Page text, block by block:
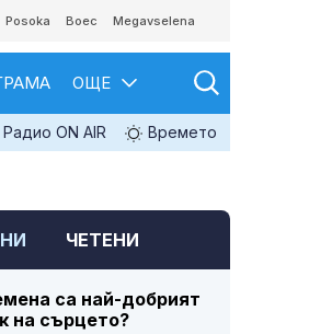
Posoka Boec Megavselena
ОЩЕ
Радио ON AIR Времето
ЧЕТЕНИ
са най-добрият
на сърцето?